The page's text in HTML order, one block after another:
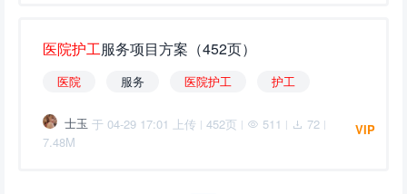
医院护工服务项目方案（452页）
医院 服务 医院护工 护工
士玉 于 04-29 17:01 上传 | 452页 | 511 | 72 |
7.48M
VIP